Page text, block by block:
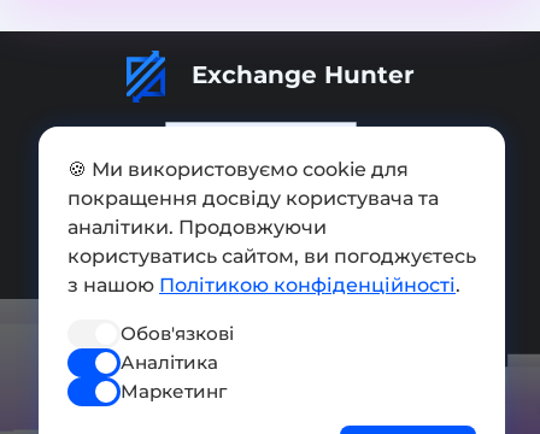
Exchange Hunter
Додати обмінник
Мапа сайту
Press kit
Умови використання
Політика конфіденційності
🍪 Ми використовуємо cookie для
покращення досвіду користувача та
аналітики. Продовжуючи
користуватись сайтом, ви погоджуєтесь
з нашою Політикою конфіденційності.
Обов'язкові
Аналітика
Маркетинг